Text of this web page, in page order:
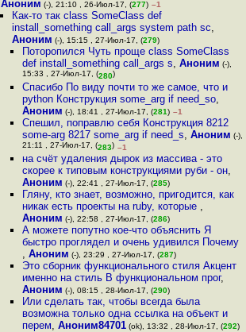
Аноним (-), 21:10 , 26-Июл-17, (277) –1
Как-то так class SomeClass def
install_something call_args system path sc,
Аноним (-), 15:15 , 27-Июл-17, (279)
Поторопился Чуть проще class SomeClass
def install_something call_args s, Аноним (-),
15:33 , 27-Июл-17, (280)
Спасибо По виду почти то же самое, что и
python Конструкция some_arg if need_so,
Аноним (-), 18:41 , 27-Июл-17, (281) –1
Спешил, поправлю себя Конструкция 8212
some-arg 8217 some_arg if need_s, Аноним (-),
21:11 , 27-Июл-17, (283) –1
на счёт удаления дырок из массива - это
скорее к типовым конструкциями руби - он,
Аноним (-), 22:41 , 27-Июл-17, (285)
Гляну, кто знает, возможно, пригодится, как
никак есть проекты на ruby, которые ,
Аноним (-), 22:58 , 27-Июл-17, (286)
А можете попутно кое-что объяснить Я
быстро проглядел и очень удивился Почему
, Аноним (-), 23:29 , 27-Июл-17, (287)
Это сборник функционального стиля Акцент
именно на стиль В функциональном прог,
Аноним (-), 08:15 , 28-Июл-17, (290)
Или сделать так, чтобы всегда была
возможна только одна ссылка на объект и
перем, Аноним84701(ok), 13:32 , 28-Июл-17, (292)